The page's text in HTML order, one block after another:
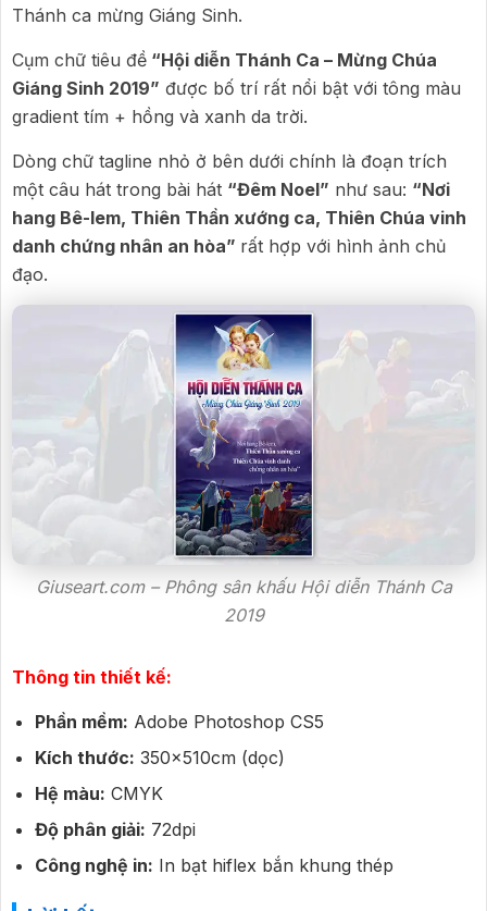
Thánh ca mừng Giáng Sinh.
Cụm chữ tiêu đề “Hội diễn Thánh Ca – Mừng Chúa
Giáng Sinh 2019” được bố trí rất nổi bật với tông màu
gradient tím + hồng và xanh da trời.
Dòng chữ tagline nhỏ ở bên dưới chính là đoạn trích
một câu hát trong bài hát “Đêm Noel” như sau: “Nơi
hang Bê-lem, Thiên Thần xướng ca, Thiên Chúa vinh
danh chứng nhân an hòa” rất hợp với hình ảnh chủ
đạo.
Giuseart.com – Phông sân khấu Hội diễn Thánh Ca
2019
Thông tin thiết kế:
Phần mềm: Adobe Photoshop CS5
Kích thước: 350x510cm (dọc)
Hệ màu: CMYK
Độ phân giải: 72dpi
Công nghệ in: In bạt hiflex bắn khung thép